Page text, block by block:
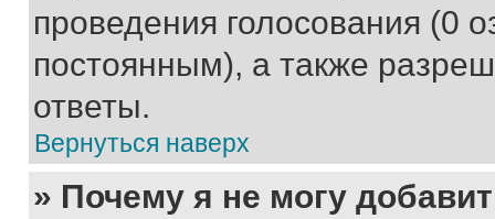
проведения голосования (0
постоянным), а также
ответы.
Вернуться наверх
» Почему я не могу